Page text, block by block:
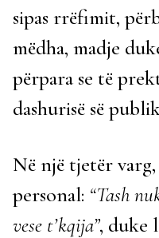
sipas rrëfimit,
mëdha, madje
përpara se të
dashurisë së
Në një tjetër
personal: “Tash
vese t’kqija”, duke